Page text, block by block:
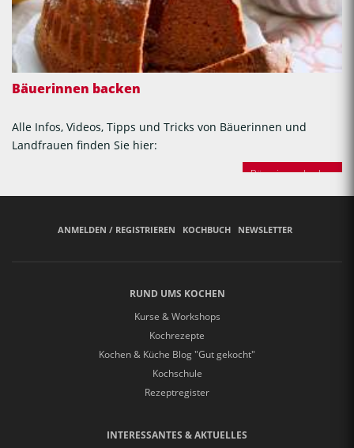
Bäuerinnen backen
Alle Infos, Videos, Tipps und Tricks von Bäuerinnen und
Landfrauen finden Sie hier:
Bäuerinnen backen
ANMELDEN / REGISTRIEREN KOCHBUCH NEWSLETTER
RUND UMS KOCHEN
Kurse & Workshops
Kochrezepte
Kochen & Küche Blog "Gut gekocht"
Kochschule
Rezeptregister
INTERESSANTES & AKTUELLES